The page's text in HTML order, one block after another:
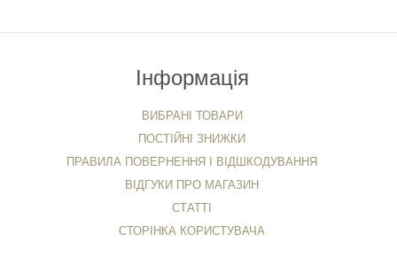
Інформація
ВИБРАНІ ТОВАРИ
ПОСТІЙНІ ЗНИЖКИ
ПРАВИЛА ПОВЕРНЕННЯ І ВІДШКОДУВАННЯ
ВІДГУКИ ПРО МАГАЗИН
СТАТТІ
СТОРІНКА КОРИСТУВАЧА